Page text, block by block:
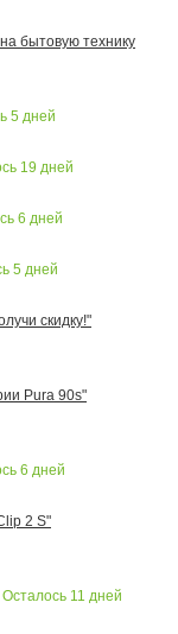
бытовую технику
5 дней
19 дней
6 дней
5 дней
скидку!"
Pura 90s"
6 дней
2 S"
Осталось 11 дней